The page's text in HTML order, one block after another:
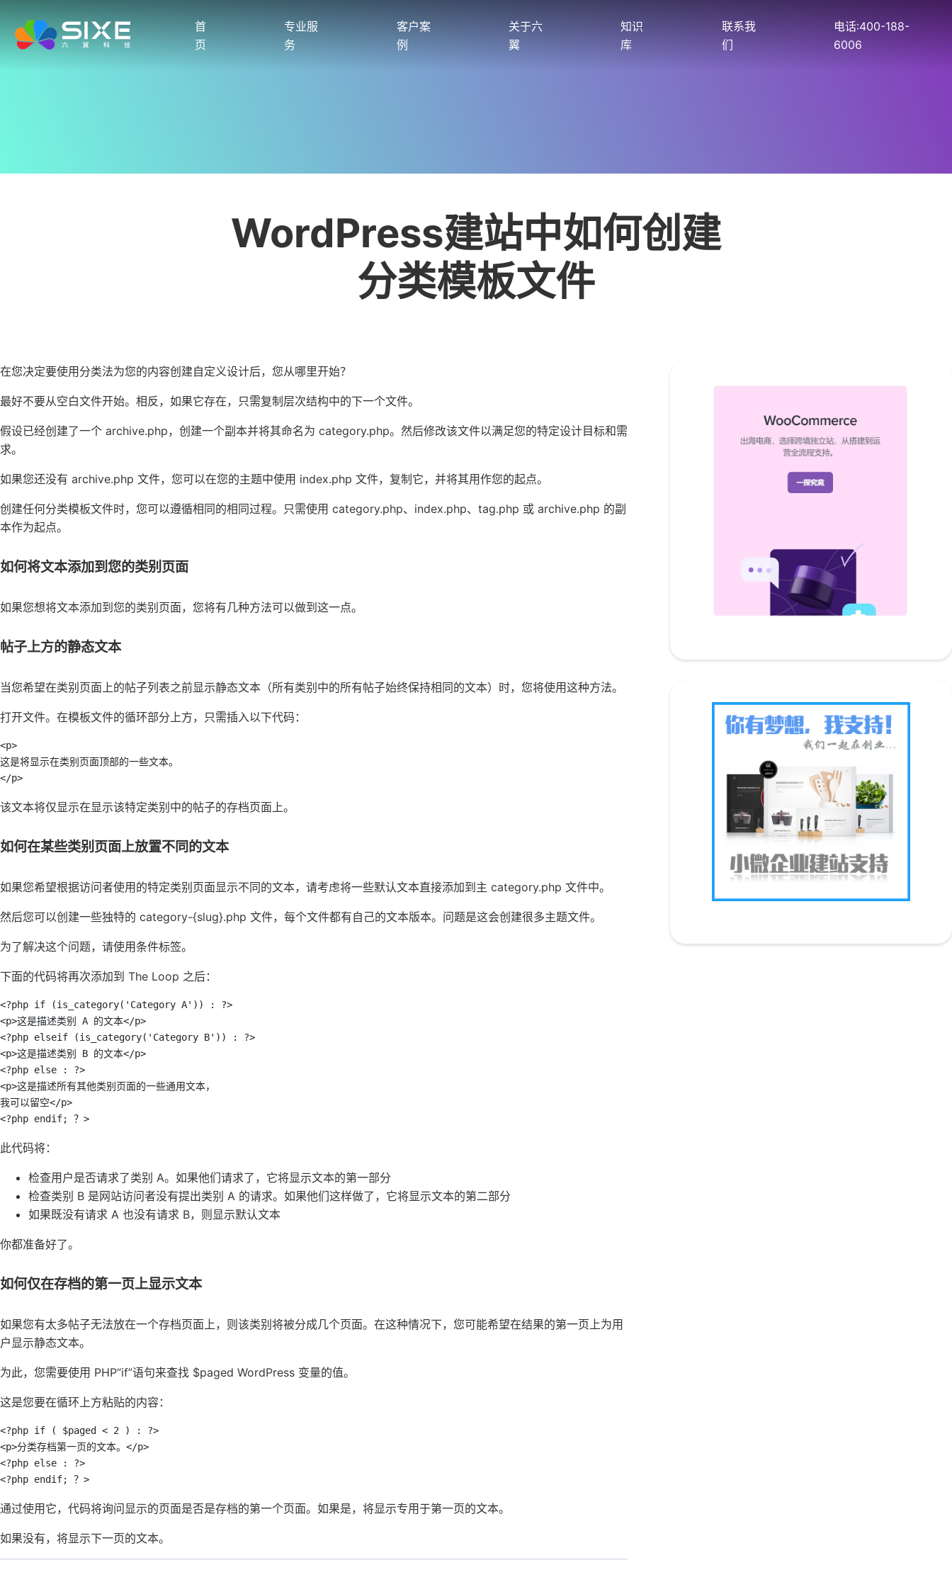
首
页
专业服
务
客户案
例
关于六
翼
知识
库
联系我
们
电话:400-188-
6006
WordPress建站中如何创建
分类模板文件
在您决定要使用分类法为您的内容创建自定义设计后，您从哪里开始？
最好不要从空白文件开始。相反，如果它存在，只需复制层次结构中的下一个文件。
假设已经创建了一个 archive.php，创建一个副本并将其命名为 category.php。然后修改该文件以满足您的特定设计目标和需
求。
如果您还没有 archive.php 文件，您可以在您的主题中使用 index.php 文件，复制它，并将其用作您的起点。
创建任何分类模板文件时，您可以遵循相同的相同过程。只需使用 category.php、index.php、tag.php 或 archive.php 的副
本作为起点。
如何将文本添加到您的类别页面
如果您想将文本添加到您的类别页面，您将有几种方法可以做到这一点。
帖子上方的静态文本
当您希望在类别页面上的帖子列表之前显示静态文本（所有类别中的所有帖子始终保持相同的文本）时，您将使用这种方法。
打开文件。在模板文件的循环部分上方，只需插入以下代码：
<p>
这是将显示在类别页面顶部的一些文本。
</p>
该文本将仅显示在显示该特定类别中的帖子的存档页面上。
如何在某些类别页面上放置不同的文本
如果您希望根据访问者使用的特定类别页面显示不同的文本，请考虑将一些默认文本直接添加到主 category.php 文件中。
然后您可以创建一些独特的 category-{slug}.php 文件，每个文件都有自己的文本版本。问题是这会创建很多主题文件。
为了解决这个问题，请使用条件标签。
下面的代码将再次添加到 The Loop 之后：
<?php if (is_category('Category A')) : ?>
<p>这是描述类别 A 的文本</p>
<?php elseif (is_category('Category B')) : ?>
<p>这是描述类别 B 的文本</p>
<?php else : ?>
<p>这是描述所有其他类别页面的一些通用文本，
我可以留空</p>
<?php endif; ？>
此代码将：
检查用户是否请求了类别 A。如果他们请求了，它将显示文本的第一部分
检查类别 B 是网站访问者没有提出类别 A 的请求。如果他们这样做了，它将显示文本的第二部分
如果既没有请求 A 也没有请求 B，则显示默认文本
你都准备好了。
如何仅在存档的第一页上显示文本
如果您有太多帖子无法放在一个存档页面上，则该类别将被分成几个页面。在这种情况下，您可能希望在结果的第一页上为用
户显示静态文本。
为此，您需要使用 PHP“if”语句来查找 $paged WordPress 变量的值。
这是您要在循环上方粘贴的内容：
<?php if ( $paged < 2 ) : ?>
<p>分类存档第一页的文本。</p>
<?php else : ?>
<?php endif; ？>
通过使用它，代码将询问显示的页面是否是存档的第一个页面。如果是，将显示专用于第一页的文本。
如果没有，将显示下一页的文本。